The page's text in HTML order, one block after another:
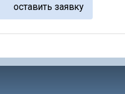
оставить заявку